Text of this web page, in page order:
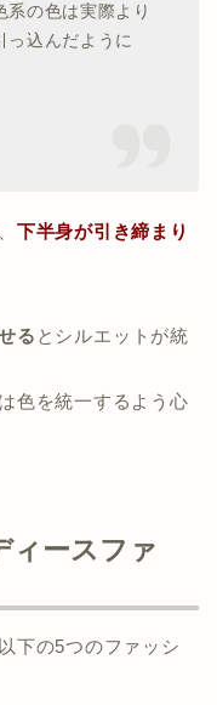
系の色は実際より
っ込んだように
下半身が引き締まり
る とシルエットが統
色を統一するよう心
ィースファ
下の5つのファッシ